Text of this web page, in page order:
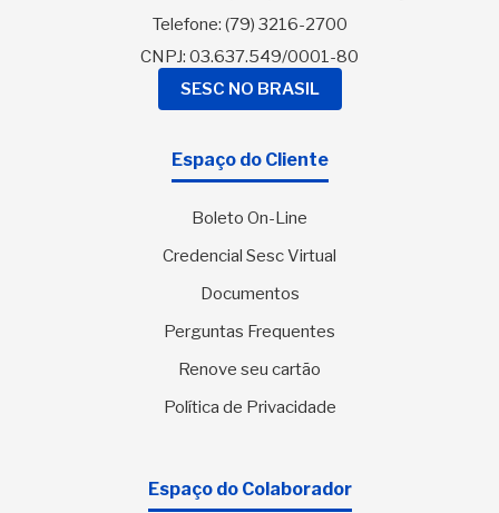
Telefone: (79) 3216-2700
CNPJ: 03.637.549/0001-80
SESC NO BRASIL
Espaço do Cliente
Boleto On-Line
Credencial Sesc Virtual
Documentos
Perguntas Frequentes
Renove seu cartão
Política de Privacidade
Espaço do Colaborador